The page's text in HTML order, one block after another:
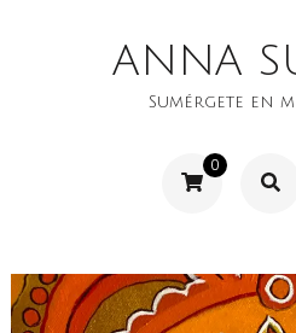
Intro)
ANNA
Sumérgete en
0